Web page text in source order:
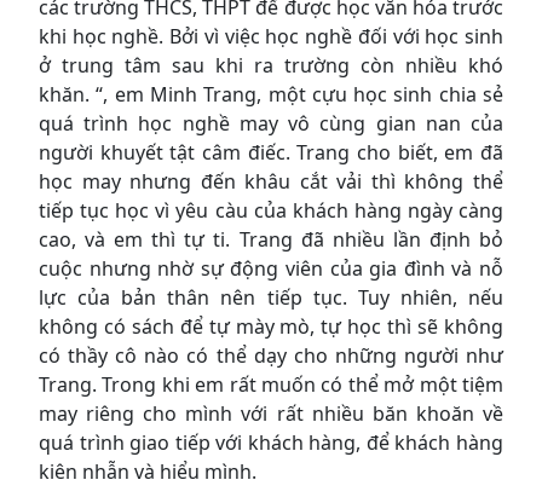
các trường THCS, THPT để được học văn hóa trước
khi học nghề. Bởi vì việc học nghề đối với học sinh
ở trung tâm sau khi ra trường còn nhiều khó
khăn. “, em Minh Trang, một cựu học sinh chia sẻ
quá trình học nghề may vô cùng gian nan của
người khuyết tật câm điếc. Trang cho biết, em đã
học may nhưng đến khâu cắt vải thì không thể
tiếp tục học vì yêu càu của khách hàng ngày càng
cao, và em thì tự ti. Trang đã nhiều lần định bỏ
cuộc nhưng nhờ sự động viên của gia đình và nỗ
lực của bản thân nên tiếp tục. Tuy nhiên, nếu
không có sách để tự mày mò, tự học thì sẽ không
có thầy cô nào có thể dạy cho những người như
Trang. Trong khi em rất muốn có thể mở một tiệm
may riêng cho mình với rất nhiều băn khoăn về
quá trình giao tiếp với khách hàng, để khách hàng
kiên nhẫn và hiểu mình.